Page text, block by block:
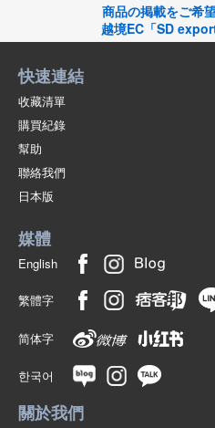
商品の掲載をご希
越境EC「SD
快速連結
收藏清單
購買紀錄
幫助
聯絡我們
日本版
媒體
English
繁體字
简体字
한국어
關於我們